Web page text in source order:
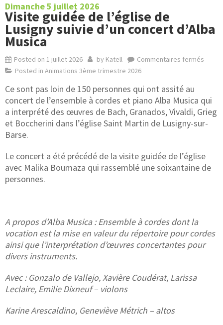
Dimanche 5 juillet 2026
Visite guidée de l’église de
Lusigny suivie d’un concert d’Alba
Musica
Posted on 1 juillet 2026 by Katell
Commentaires fermés
Posted in Animations 3ème trimestre 2026
Ce sont pas loin de 150 personnes qui ont assité au
concert de l’ensemble à cordes et piano Alba Musica qui
a interprété des œuvres de Bach, Granados, Vivaldi, Grieg
et Boccherini dans l’église Saint Martin de Lusigny-sur-
Barse.
Le concert a été précédé de la visite guidée de l’église
avec Malika Boumaza qui rassemblé une soixantaine de
personnes.
A propos d’Alba Musica : Ensemble à cordes dont la
vocation est la mise en valeur du répertoire pour cordes
ainsi que l’interprétation d’œuvres concertantes pour
divers instruments.
Avec : Gonzalo de Vallejo, Xavière Coudérat, Larissa
Leclaire, Emilie Dixneuf – violons
Karine Arescaldino, Geneviève Métrich – altos